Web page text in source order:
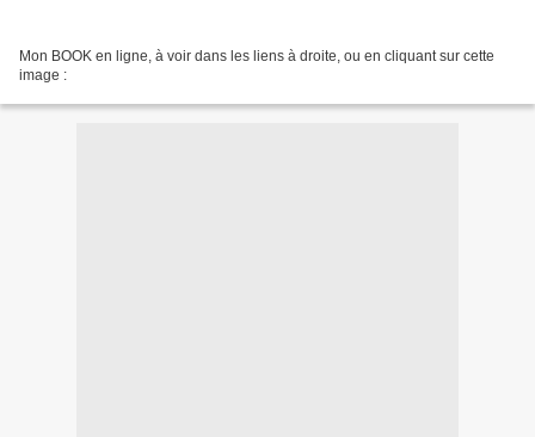
Mon BOOK en ligne, à voir dans les liens à droite, ou en cliquant sur cette
image :